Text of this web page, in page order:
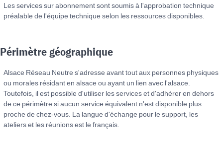
Les services sur abonnement sont soumis à l'approbation technique
préalable de l'équipe technique selon les ressources disponibles.
Périmètre géographique
Alsace Réseau Neutre s'adresse avant tout aux personnes physiques
ou morales résidant en alsace ou ayant un lien avec l'alsace.
Toutefois, il est possible d'utiliser les services et d'adhérer en dehors
de ce périmètre si aucun service équivalent n'est disponible plus
proche de chez-vous. La langue d'échange pour le support, les
ateliers et les réunions est le français.